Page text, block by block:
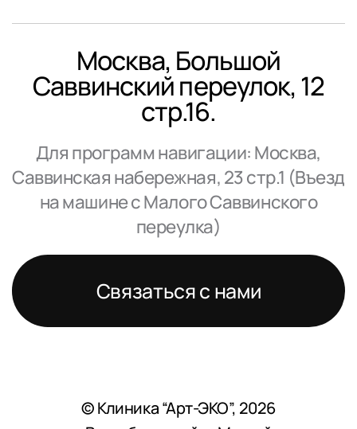
Москва, Большой
Саввинский переулок, 12
стр.16.
Для программ навигации: Москва,
Саввинская набережная, 23 стр.1 (Въезд
на машине с Малого Саввинского
переулка)
Связаться с нами
© Клиника “Арт-ЭКО”, 2026